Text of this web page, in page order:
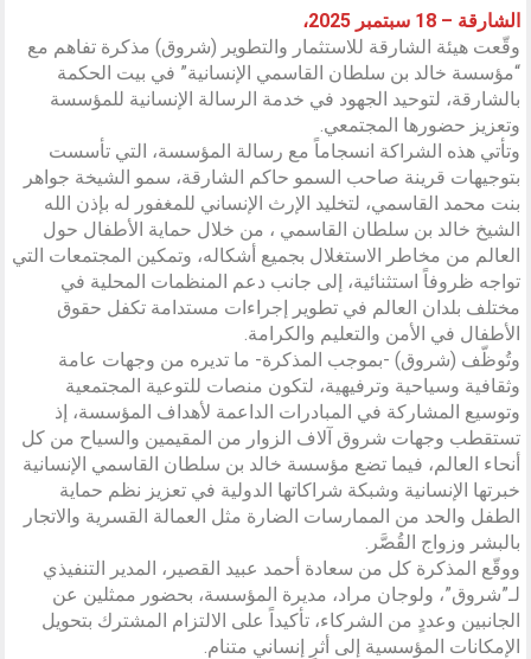
الشارقة – 18 سبتمبر 2025،
وقّعت هيئة الشارقة للاستثمار والتطوير (شروق) مذكرة تفاهم مع
“مؤسسة خالد بن سلطان القاسمي الإنسانية” في بيت الحكمة
بالشارقة، لتوحيد الجهود في خدمة الرسالة الإنسانية للمؤسسة
وتعزيز حضورها المجتمعي.
وتأتي هذه الشراكة انسجاماً مع رسالة المؤسسة، التي تأسست
بتوجيهات قرينة صاحب السمو حاكم الشارقة، سمو الشيخة جواهر
بنت محمد القاسمي، لتخليد الإرث الإنساني للمغفور له بإذن الله
الشيخ خالد بن سلطان القاسمي ، من خلال حماية الأطفال حول
العالم من مخاطر الاستغلال بجميع أشكاله، وتمكين المجتمعات التي
تواجه ظروفاً استثنائية، إلى جانب دعم المنظمات المحلية في
مختلف بلدان العالم في تطوير إجراءات مستدامة تكفل حقوق
الأطفال في الأمن والتعليم والكرامة.
وتُوظّف (شروق) -بموجب المذكرة- ما تديره من وجهات عامة
وثقافية وسياحية وترفيهية، لتكون منصات للتوعية المجتمعية
وتوسيع المشاركة في المبادرات الداعمة لأهداف المؤسسة، إذ
تستقطب وجهات شروق آلاف الزوار من المقيمين والسياح من كل
أنحاء العالم، فيما تضع مؤسسة خالد بن سلطان القاسمي الإنسانية
خبرتها الإنسانية وشبكة شراكاتها الدولية في تعزيز نظم حماية
الطفل والحد من الممارسات الضارة مثل العمالة القسرية والاتجار
بالبشر وزواج القُصَّر.
ووقّع المذكرة كل من سعادة أحمد عبيد القصير، المدير التنفيذي
لـ”شروق”، ولوجان مراد، مديرة المؤسسة، بحضور ممثلين عن
الجانبين وعددٍ من الشركاء، تأكيداً على الالتزام المشترك بتحويل
الإمكانات المؤسسية إلى أثرٍ إنساني متنامٍ.